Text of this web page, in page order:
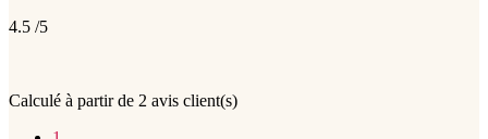
4.5 /5
Calculé à partir de 2 avis client(s)